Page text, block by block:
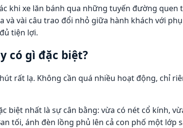
khi xe lăn bánh qua những tuyến đường
và vài câu trao đổi nhỏ giữa hành khách với
tiện lợi.
có gì đặc biệt?
rất lạ. Không cần quá nhiều hoạt động, chỉ
biệt nhất là sự cân bằng: vừa có nét cổ kính,
tối, ánh đèn lồng phủ lên cả con phố một